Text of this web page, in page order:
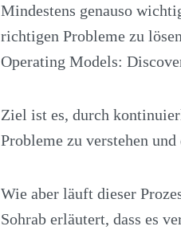
Mindestens genauso
richtigen Probleme zu
Operating Models:
Ziel ist es, durch
Probleme zu verstehen
Wie aber läuft dieser
Sohrab erläutert, dass es